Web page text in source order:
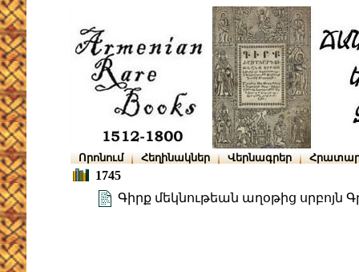
Որոնում Հեղինակներ Վերնագրեր
1745
Գիրք մեկնութեան աղօթից սրբոյն